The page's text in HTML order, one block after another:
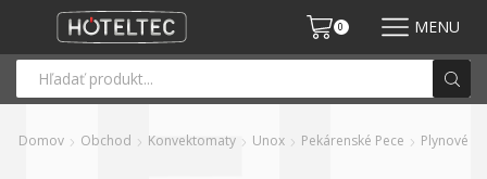
0 MENU
Domov Obchod Konvektomaty Unox Pekárenské Pece Plynové